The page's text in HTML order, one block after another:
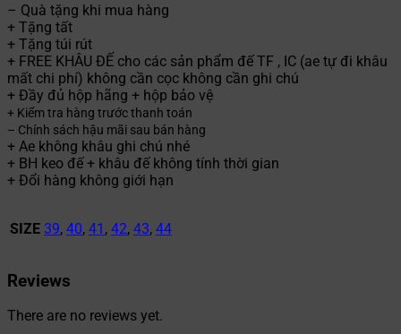
– Quà tặng khi mua hàng
+ Tặng tất
+ Tặng túi rút
+ FREE KHÂU ĐẾ cho các sản phẩm đế TF , IC (ae tự đi khâu
mất chi phí) không cần cọc không cần ghi chú
+ Đầy đủ hộp hãng + hộp bảo vệ
+ Kiểm tra hàng trước thanh toán
– Chính sách hậu mãi sau bán hàng
+ Ae không khâu ghi chú nhé
+ BH keo đế + khâu đế không tính thời gian
+ Đổi hàng không giới hạn
SIZE 39, 40, 41 , 42, 43, 44
Reviews
There are no reviews yet.